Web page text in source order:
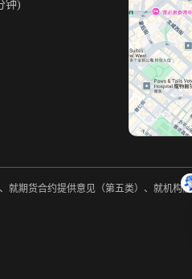
钟)
期货合约提供意见（第五类）、就机构